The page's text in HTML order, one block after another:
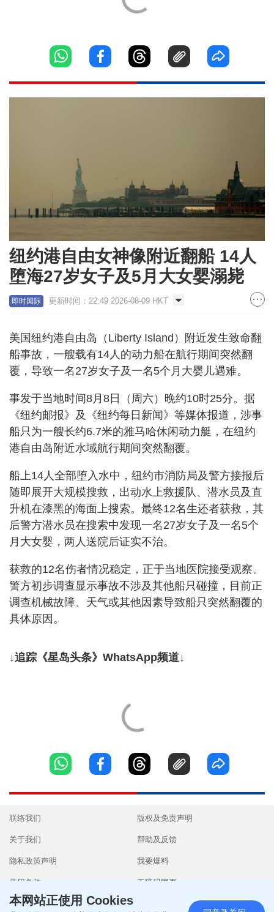
纽约港自由女神像附近翻船 14人
堕海27岁女子及5月大女婴溺毙
即时国际 更新时间：22:49 2026-08-09 HKT
美国纽约港自由岛（Liberty Island）附近发生致命翻
船事故，一艘载有14人的动力船在航行期间突然翻
覆，导致一名27岁女子及一名5个月大婴儿遇难。
事发于当地时间8月8日（周六）晚约10时25分。据
《纽约邮报》及《纽约每日新闻》等媒体报道，涉事
船只为一艘长约6.7米的雅马哈休闲动力艇，在纽约
港自由岛附近水域航行期间突然翻覆。
船上14人全部堕入水中，纽约市消防局及警方接报后
随即展开大规模搜救，出动水上救援队、潜水员及直
升机在漆黑的海面上搜索。最终12名生还者获救，其
后警方潜水员在搜索中发现一名27岁女子及一名5个
月大女婴，两人送院后证实不治。
获救的12名伤者情况稳定，正于当地医院接受观察。
警方初步调查显示事故不涉及其他船只碰撞，目前正
调查机械故障、天气或其他因素导致船只突然翻覆的
具体原因。
↓追踪《星岛头条》WhatsApp频道↓
联络我们
关于我们
隐私政策声明
使用条款
版权及免责声明
帮助及反馈
我要爆料
无障碍网页
本网站正使用 Cookies